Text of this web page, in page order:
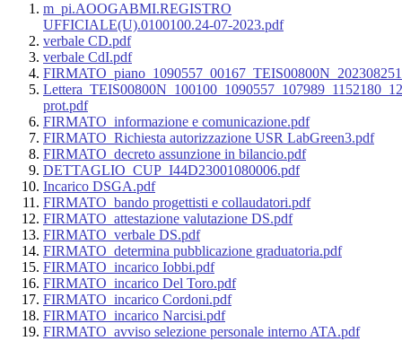
m_pi.AOOGABMI.REGISTRO
UFFICIALE(U).0100100.24-07-2023.pdf
verbale CD.pdf
verbale CdI.pdf
prot.pdf
FIRMATO_informazione e comunicazione.pdf
FIRMATO_Richiesta autorizzazione USR LabGreen3.pdf
FIRMATO_decreto assunzione in bilancio.pdf
DETTAGLIO_CUP_I44D23001080006.pdf
Incarico DSGA.pdf
FIRMATO_bando progettisti e collaudatori.pdf
FIRMATO_attestazione valutazione DS.pdf
FIRMATO_verbale DS.pdf
FIRMATO_determina pubblicazione graduatoria.pdf
FIRMATO_incarico Iobbi.pdf
FIRMATO_incarico Del Toro.pdf
FIRMATO_incarico Cordoni.pdf
FIRMATO_incarico Narcisi.pdf
FIRMATO_avviso selezione personale interno ATA.pdf